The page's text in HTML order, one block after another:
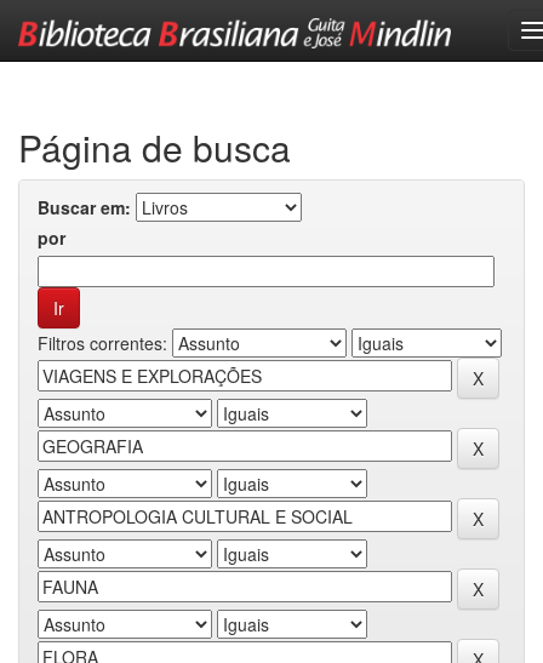
Página de busca
Buscar em:
por
Filtros correntes: